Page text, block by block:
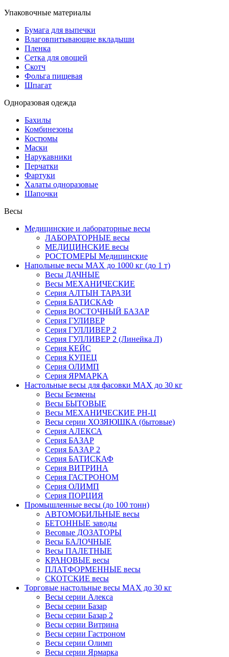
Упаковочные материалы
Бумага для выпечки
Влаговпитывающие вкладыши
Пленка
Сетка для овощей
Скотч
Фольга пищевая
Шпагат
Одноразовая одежда
Бахилы
Комбинезоны
Костюмы
Маски
Нарукавники
Перчатки
Фартуки
Халаты одноразовые
Шапочки
Весы
Медицинские и лабораторные весы
ЛАБОРАТОРНЫЕ весы
МЕДИЦИНСКИЕ весы
РОСТОМЕРЫ Медицинские
Напольные весы MAX до 1000 кг (до 1 т)
Весы ДАЧНЫЕ
Весы МЕХАНИЧЕСКИЕ
Серия АЛТЫН ТАРАЗИ
Серия БАТИСКАФ
Серия ВОСТОЧНЫЙ БАЗАР
Серия ГУЛИВЕР
Серия ГУЛЛИВЕР 2
Серия ГУЛЛИВЕР 2 (Линейка Л)
Серия КЕЙС
Серия КУПЕЦ
Серия ОЛИМП
Серия ЯРМАРКА
Настольные весы для фасовки MAX до 30 кг
Весы Безмены
Весы БЫТОВЫЕ
Весы МЕХАНИЧЕСКИЕ РН-Ц
Весы серии ХОЗЯЮШКА (бытовые)
Серия АЛЕКСА
Серия БАЗАР
Серия БАЗАР 2
Серия БАТИСКАФ
Серия ВИТРИНА
Серия ГАСТРОНОМ
Серия ОЛИМП
Серия ПОРЦИЯ
Промышленные весы (до 100 тонн)
АВТОМОБИЛЬНЫЕ весы
БЕТОННЫЕ заводы
Весовые ДОЗАТОРЫ
Весы БАЛОЧНЫЕ
Весы ПАЛЕТНЫЕ
КРАНОВЫЕ весы
ПЛАТФОРМЕННЫЕ весы
СКОТСКИЕ весы
Торговые настольные весы MAX до 30 кг
Весы серии Алекса
Весы серии Базар
Весы серии Базар 2
Весы серии Витрина
Весы серии Гастроном
Весы серии Олимп
Весы серии Ярмарка